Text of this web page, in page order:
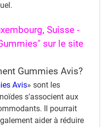
Suisse -
sur le site
Gummies Avis?
Avis» sont les
s'associent aux
Il pourrait
aider à réduire